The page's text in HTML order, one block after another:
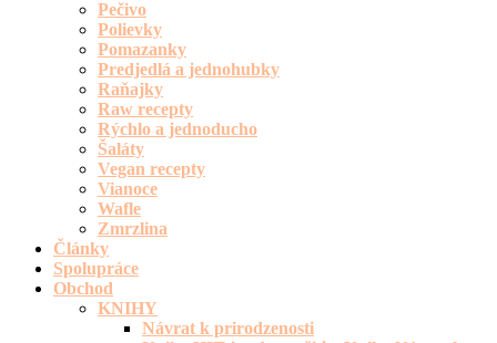
Pečivo
Polievky
Pomazanky
Predjedlá a jednohubky
Raňajky
Raw recepty
Rýchlo a jednoducho
Šaláty
Vegan recepty
Vianoce
Wafle
Zmrzlina
Články
Spolupráce
Obchod
KNIHY
Návrat k prirodzenosti